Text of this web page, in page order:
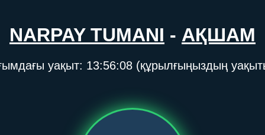
NARPAY TUMANI - АҚШАМ
уақыт: 13:56:08 (құрылғыңыздың